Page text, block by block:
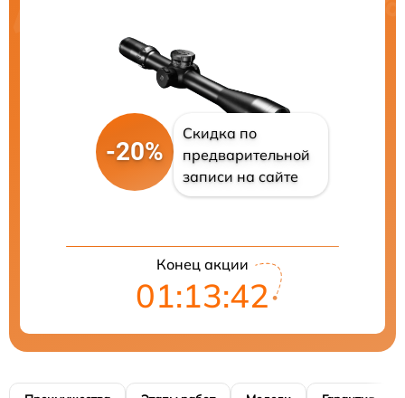
-20%
Скидка по
предварительной
записи на сайте
Конец акции
01:13:41